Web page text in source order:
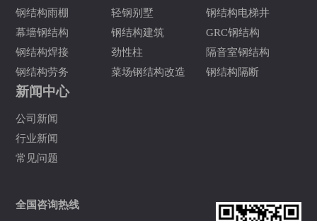
钢结构雨棚
幕墙钢结构
钢结构焊接
钢结构劳务
轻钢别墅
钢结构建筑
劲性柱
菜场钢结构改造
钢结构电梯井
GRC钢结构
隔音室钢结构
钢结构隔断
新闻中心
公司新闻
行业新闻
常见问题
全国咨询热线